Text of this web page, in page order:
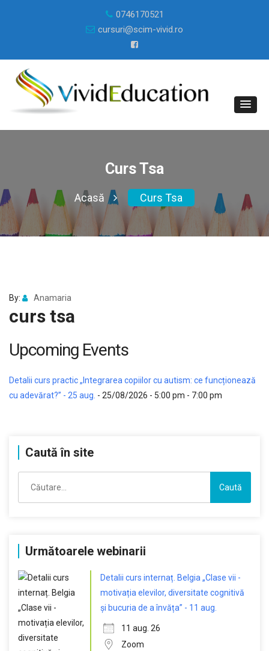
0746170521
cursuri@scim-vivid.ro
Curs Tsa
Acasă Curs Tsa
By: Anamaria
curs tsa
Upcoming Events
Detalii curs practic „Integrarea copiilor cu autism: ce funcționează
cu adevărat?” - 25 aug. - 25/08/2026 - 5:00 pm - 7:00 pm
Caută în site
după:
Următoarele webinarii
Detalii curs internaț. Belgia „Clase vii -
motivația elevilor, diversitate cognitivă
și bucuria de a învăța” - 11 aug.
11 aug. 26
Zoom